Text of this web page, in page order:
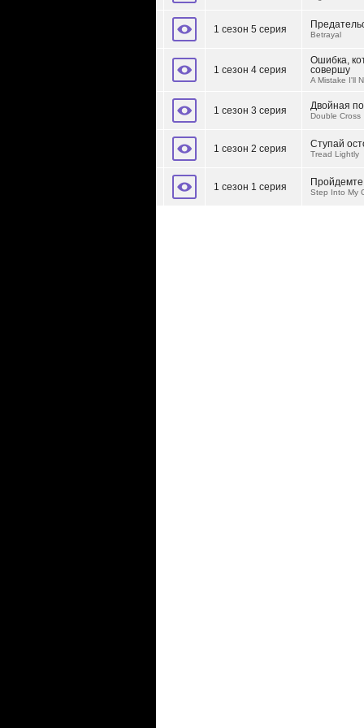
1 сезон 5 серия Betrayal
1 сезон 4 серия
Ошибка,
совершу
A Mistake I'll
1 сезон 3 серия Двойная
Double Cross
1 сезон 2 серия Ступай
Tread Lightly
1 сезон 1 серия Пройдемте
Step Into My